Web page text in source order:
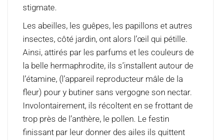
stigmate.
Les abeilles, les guêpes, les papillons et autres
insectes, côté jardin, ont alors l’œil qui pétille.
Ainsi, attirés par les parfums et les couleurs de
la belle hermaphrodite, ils s’installent autour de
l’étamine, (l’appareil reproducteur mâle de la
fleur) pour y butiner sans vergogne son nectar.
Involontairement, ils récoltent en se frottant de
trop près de l’anthère, le pollen. Le festin
finissant par leur donner des ailes ils quittent